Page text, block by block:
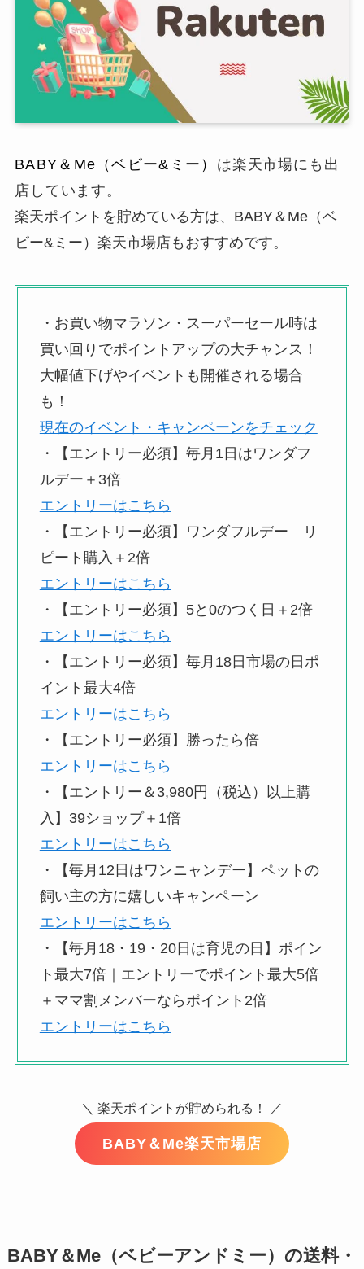
BABY＆Me（ベビー&ミー） は楽天市場にも出
店しています。
楽天ポイントを貯めている方は、BABY＆Me（ベ
ビー&ミー）楽天市場店もおすすめです。
・お買い物マラソン・スーパーセール時は
買い回りでポイントアップの大チャンス！
大幅値下げやイベントも開催される場合
も！
現在のイベント・キャンペーンをチェック
・【エントリー必須】毎月1日はワンダフ
ルデー＋3倍
エントリーはこちら
・【エントリー必須】ワンダフルデー リ
ピート購入＋2倍
エントリーはこちら
・【エントリー必須】5と0のつく日＋2倍
エントリーはこちら
・【エントリー必須】毎月18日市場の日ポ
イント最大4倍
エントリーはこちら
・【エントリー必須】勝ったら倍
エントリーはこちら
・【エントリー＆3,980円（税込）以上購
入】39ショップ＋1倍
エントリーはこちら
・【毎月12日はワンニャンデー】ペットの
飼い主の方に嬉しいキャンペーン
エントリーはこちら
・【毎月18・19・20日は育児の日】ポイン
ト最大7倍｜エントリーでポイント最大5倍
＋ママ割メンバーならポイント2倍
エントリーはこちら
＼ 楽天ポイントが貯められる！ ／
BABY＆Me楽天市場店
BABY＆Me（ベビーアンドミー）の送料・